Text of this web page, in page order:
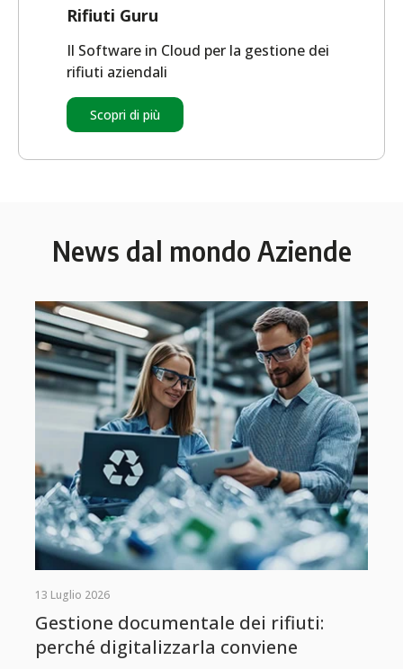
Rifiuti Guru
Il Software in Cloud per la gestione dei
rifiuti aziendali
Scopri di più
News dal mondo Aziende
13 Luglio 2026
Gestione documentale dei rifiuti:
perché digitalizzarla conviene